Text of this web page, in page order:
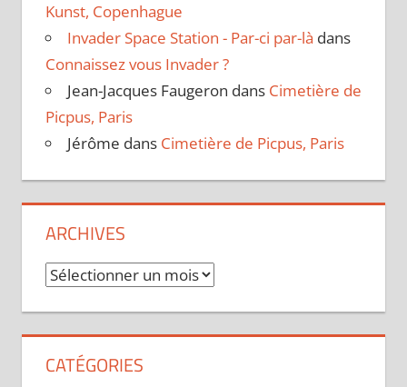
Kunst, Copenhague
Invader Space Station - Par-ci par-là dans
Connaissez vous Invader ?
Jean-Jacques Faugeron dans Cimetière de
Picpus, Paris
Jérôme dans Cimetière de Picpus, Paris
ARCHIVES
Archives
CATÉGORIES